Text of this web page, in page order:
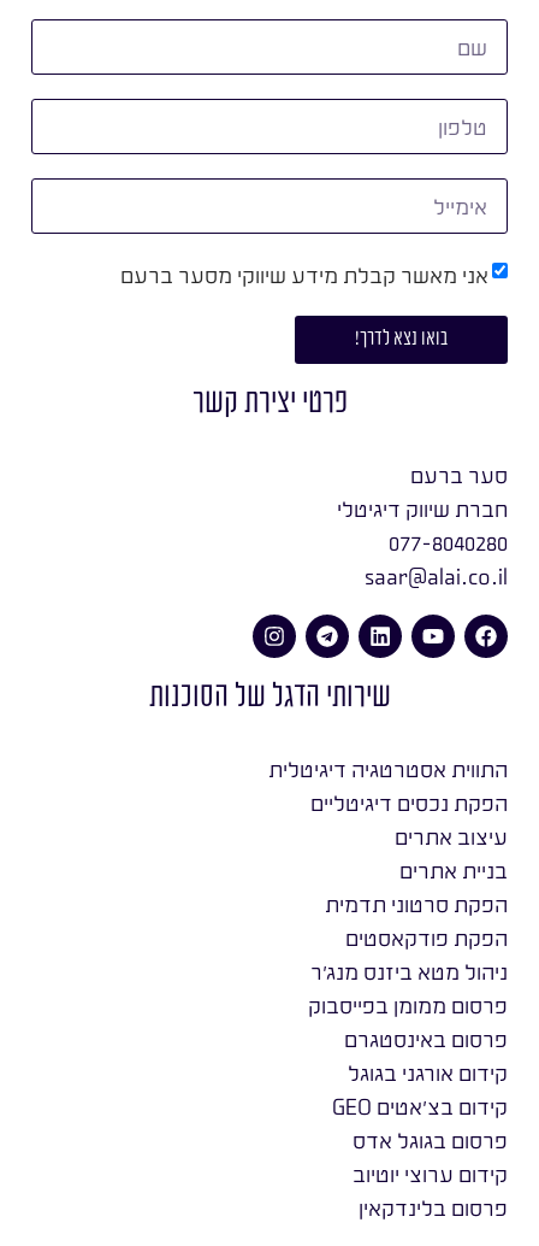
אני מאשר קבלת מידע שיווקי מסער ברעם
בואו נצא לדרך!
פרטי יצירת קשר
סער ברעם
חברת שיווק דיגיטלי
077-8040280
saar@alai.co.il
שירותי הדגל של הסוכנות
התווית אסטרטגיה דיגיטלית
הפקת נכסים דיגיטליים
עיצוב אתרים
בניית אתרים
הפקת סרטוני תדמית
הפקת פודקאסטים
ניהול מטא ביזנס מנג׳ר
פרסום ממומן בפייסבוק
פרסום באינסטגרם
קידום אורגני בגוגל
קידום בצ׳אטים GEO
פרסום בגוגל אדס
קידום ערוצי יוטיוב
פרסום בלינדקאין